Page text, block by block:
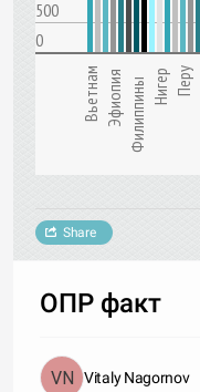
500
0
ВьетнамЭфиопияФилиппины Нигер Перу
Share
ОПР факт
Vitaly Nagornov